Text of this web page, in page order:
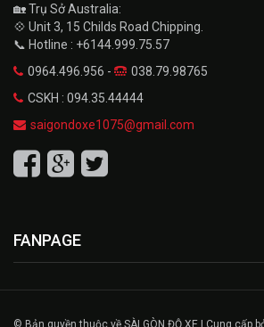
🏡 Trụ Sở Australia:
💠 Unit 3, 15 Childs Road Chipping.
📞 Hotline : +6144.999.75.57
0964.496.956 -
038.79.98765
CSKH : 094.35.44444
saigondoxe1075@gmail.com
FANPAGE
© Bản quyền thuộc về SÀI GÒN ĐỘ XE | Cung cấp